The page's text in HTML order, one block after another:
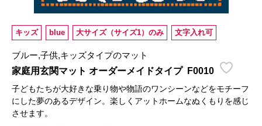
キッズ blue 大サイズ（サイズ1）のみ 文字入れ可
ブルー,子供,キッズタイプのマット
家庭用玄関マット オーダーメイドタイプ
F0010
子どもたちが大好きな乗り物や物語のワンシーンなどをモチーフ
にした夢のあるデザイン。楽しくアットホームなぬくもりを感じ
させます。